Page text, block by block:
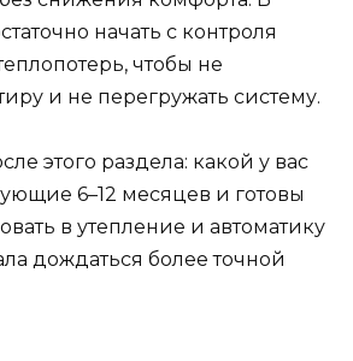
начать с контроля
чтобы не
и не перегружать систему.
этого раздела: какой у вас
6–12 месяцев и готовы
в утепление и автоматику
дождаться более точной